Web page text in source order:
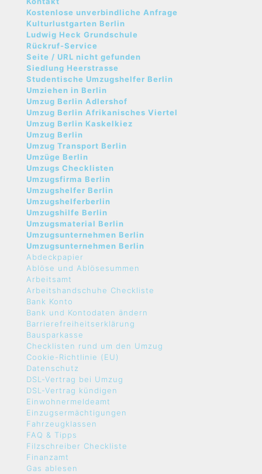
Kostenlose unverbindliche Anfrage
Kulturlustgarten Berlin
Ludwig Heck Grundschule
Rückruf-Service
Seite / URL nicht gefunden
Siedlung Heerstrasse
Studentische Umzugshelfer Berlin
Umziehen in Berlin
Umzug Berlin Adlershof
Umzug Berlin Afrikanisches Viertel
Umzug Berlin Kaskelkiez
Umzug Berlin
Umzug Transport Berlin
Umzüge Berlin
Umzugs Checklisten
Umzugsfirma Berlin
Umzugshelfer Berlin
Umzugshelferberlin
Umzugshilfe Berlin
Umzugsmaterial Berlin
Umzugsunternehmen Berlin
Umzugsunternehmen Berlin
Abdeckpapier
Ablöse und Ablösesummen
Arbeitsamt
Arbeitshandschuhe Checkliste
Bank Konto
Bank und Kontodaten ändern
Barrierefreiheitserklärung
Bausparkasse
Checklisten rund um den Umzug
Cookie-Richtlinie (EU)
Datenschutz
DSL-Vertrag bei Umzug
DSL-Vertrag kündigen
Einwohnermeldeamt
Einzugsermächtigungen
Fahrzeugklassen
FAQ & Tipps
Filzschreiber Checkliste
Finanzamt
Gas ablesen